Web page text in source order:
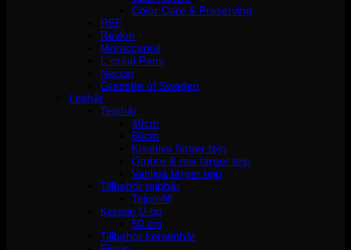
Color Care & Preserving
REF
Revlon
Moroccanoil
L´oréal Paris
Neccin
Grazette of Sweden
Löshår
Tejphår
40cm
60cm
Kreativa färger tejp
Ombre & mix färger tejp
Vanliga färger tejp
Tillbehör tejphår
Tejprefill
Keratin U-tip
50 cm
Tillbehör keratinhår